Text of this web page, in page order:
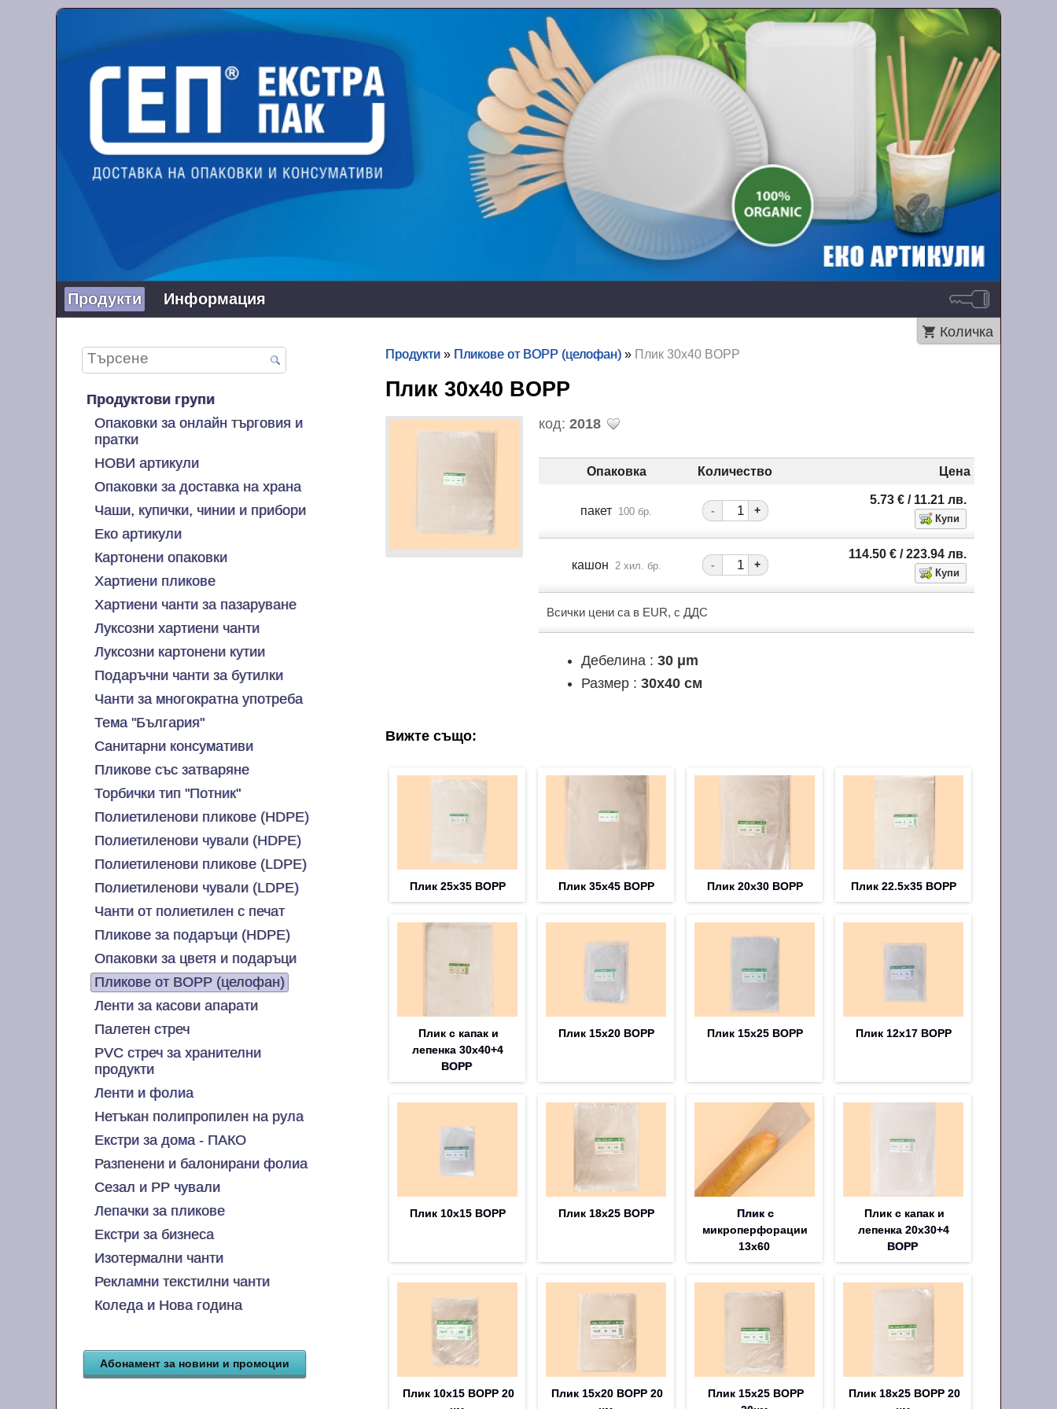
Продукти Информация
Количка
Продуктови групи
Опаковки за онлайн търговия и
пратки
НОВИ артикули
Опаковки за доставка на храна
Чаши, купички, чинии и прибори
Еко артикули
Картонени опаковки
Хартиени пликове
Хартиени чанти за пазаруване
Луксозни хартиени чанти
Луксозни картонени кутии
Подаръчни чанти за бутилки
Чанти за многократна употреба
Тема "България"
Санитарни консумативи
Пликове със затваряне
Торбички тип "Потник"
Полиетиленови пликове (HDPE)
Полиетиленови чували (HDPE)
Полиетиленови пликове (LDPE)
Полиетиленови чували (LDPE)
Чанти от полиетилен с печат
Пликове за подаръци (HDPE)
Опаковки за цветя и подаръци
Пликове от BOPP (целофан)
Ленти за касови апарати
Палетен стреч
PVC стреч за хранителни
продукти
Ленти и фолиа
Нетъкан полипропилен на рула
Екстри за дома - ПАКО
Разпенени и балонирани фолиа
Сезал и PP чували
Лепачки за пликове
Екстри за бизнеса
Изотермални чанти
Рекламни текстилни чанти
Коледа и Нова година
Продукти » Пликове от BOPP (целофан)» Плик 30х40 BOPP
Плик 30х40 BOPP
код:2018
Опаковка Количество Цена
пакет 100 бр. - +
5.73€ / 11.21лв.
кашон 2 хил. бр. - +
114.50€ / 223.94лв.
Всички цени са в EUR, с ДДС
Дебелина :30 μm
Размер :30x40 см
Вижте също:
Плик 25х35 BOPP Плик 35х45 BOPP Плик 20х30 BOPP Плик 22.5х35 BOPP
Плик с капак и
лепенка 30х40+4
BOPP
Плик 15х20 BOPP Плик 15х25 BOPP Плик 12х17 BOPP
Плик 10х15 BOPP Плик 18х25 BOPP
Плик с
микроперфорации
13х60
Плик с капак и
лепенка 20х30+4
BOPP
Плик 10х15 BOPP 20
Плик 15х20 BOPP 20
Плик 15х25 BOPP
Плик 18х25 BOPP 20